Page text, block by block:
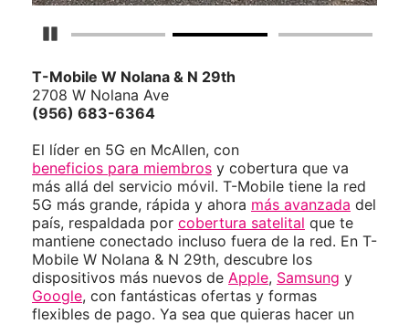
Detener carrusel
T-Mobile W Nolana & N 29th
2708 W Nolana Ave
(956) 683-6364
El líder en 5G en McAllen, con
beneficios para miembros y cobertura que va
más allá del servicio móvil. T-Mobile tiene la red
5G más grande, rápida y ahora más avanzada del
país, respaldada por cobertura satelital que te
mantiene conectado incluso fuera de la red. En T-
Mobile W Nolana & N 29th, descubre los
dispositivos más nuevos de Apple, Samsung y
Google, con fantásticas ofertas y formas
flexibles de pago. Ya sea que quieras hacer un